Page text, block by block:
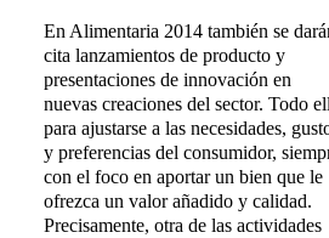
En Alimentaria 2014 también se
cita lanzamientos de producto y
presentaciones de innovación en
nuevas creaciones del sector. Todo
para ajustarse a las necesidades,
y preferencias del consumidor,
con el foco en aportar un bien que le
ofrezca un valor añadido y calidad.
Precisamente, otra de las actividades